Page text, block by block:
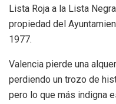
Lista Roja a la Lista
propiedad del
1977.
Valencia pierde una
perdiendo un trozo de
pero lo que más indigna